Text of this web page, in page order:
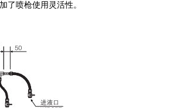
了喷枪使用灵活性。